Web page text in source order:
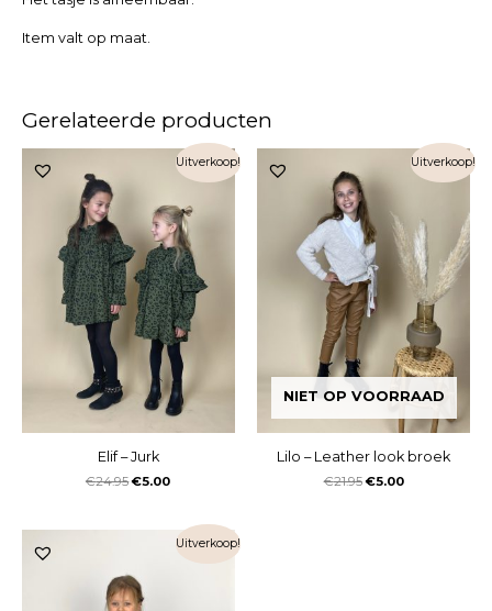
Item valt op maat.
Gerelateerde producten
Uitverkoop!
Elif – Jurk
€24.95 €5.00
Uitverkoop!
NIET OP VOORRAAD
Lilo – Leather look broek
€21.95 €5.00
Uitverkoop!